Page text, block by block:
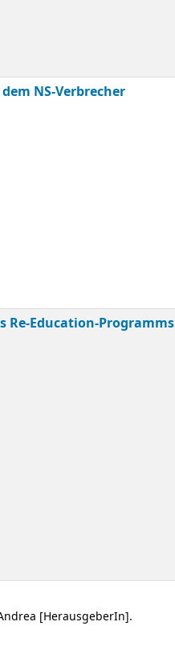
NS-Verbrecher
Re-Education-Programms
[HerausgeberIn].